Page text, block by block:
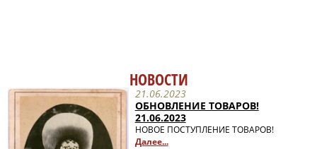
НОВОСТИ
21.06.2023
ОБНОВЛЕНИЕ ТОВАРОВ!
21.06.2023
НОВОЕ ПОСТУПЛЕНИЕ ТОВАРОВ!
Далее...